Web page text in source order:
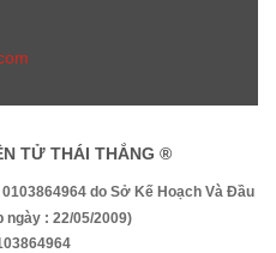
TỬ THÁI THẮNG ®
do Sở Kế Hoạch Và Đầu
ngày : 22/05/2009)